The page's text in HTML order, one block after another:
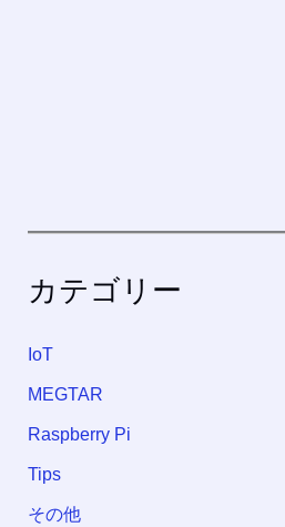
カテゴリー
IoT
MEGTAR
Raspberry Pi
Tips
その他